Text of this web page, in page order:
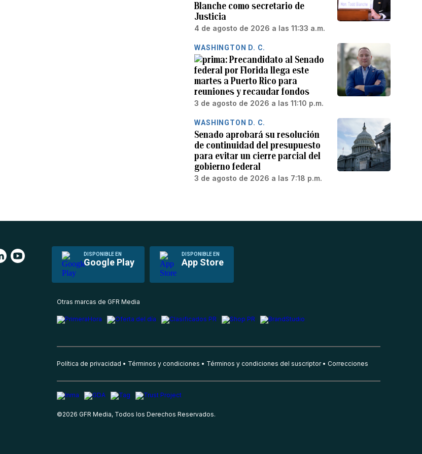
Blanche como secretario de
Justicia
4 de agosto de 2026 a las 11:33 a.m.
WASHINGTON D. C.
Precandidato al Senado
federal por Florida llega este
martes a Puerto Rico para
reuniones y recaudar fondos
3 de agosto de 2026 a las 11:10 p.m.
WASHINGTON D. C.
Senado aprobará su resolución
de continuidad del presupuesto
para evitar un cierre parcial del
gobierno federal
3 de agosto de 2026 a las 7:18 p.m.
DISPONIBLE EN
Google Play
DISPONIBLE EN
App Store
Otras marcas de GFR Media
Política de privacidad Términos y condiciones Términos y condiciones del suscriptor Correcciones
©2026 GFR Media, Todos los Derechos Reservados.